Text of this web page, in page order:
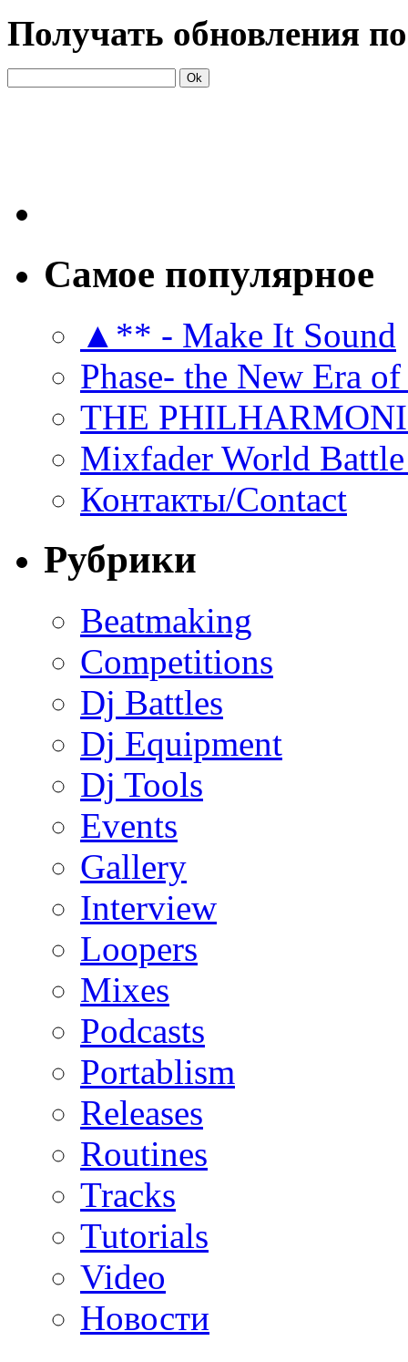
Получать обновления
Самое популярное
▲** - Make It Sound
Phase- the New Era
THE
Mixfader World
Контакты/Contact
Рубрики
Beatmaking
Competitions
Dj Battles
Dj Equipment
Dj Tools
Events
Gallery
Interview
Loopers
Mixes
Podcasts
Portablism
Releases
Routines
Tracks
Tutorials
Video
Новости